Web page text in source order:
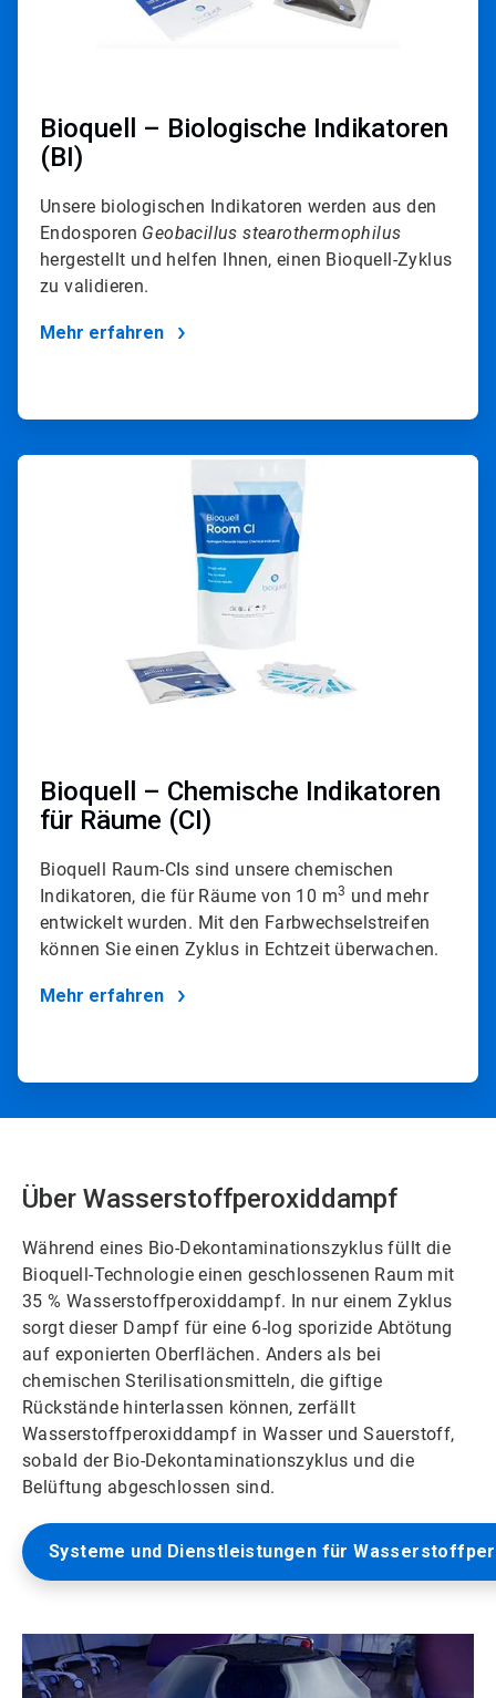
Bioquell – Biologische Indikatoren
(BI)
Unsere biologischen Indikatoren werden aus den
Endosporen Geobacillus stearothermophilus
hergestellt und helfen Ihnen, einen Bioquell-Zyklus
zu validieren.
Mehr erfahren
ArticleTile
Bioquell – Chemische Indikatoren
für Räume (CI)
Bioquell Raum-CIs sind unsere chemischen
Indikatoren, die für Räume von 10 m3 und mehr
entwickelt wurden. Mit den Farbwechselstreifen
können Sie einen Zyklus in Echtzeit überwachen.
Mehr erfahren
Über Wasserstoffperoxiddampf
Während eines Bio-Dekontaminationszyklus füllt die
Bioquell-Technologie einen geschlossenen Raum mit
35 % Wasserstoffperoxiddampf. In nur einem Zyklus
sorgt dieser Dampf für eine 6-log sporizide Abtötung
auf exponierten Oberflächen. Anders als bei
chemischen Sterilisationsmitteln, die giftige
Rückstände hinterlassen können, zerfällt
Wasserstoffperoxiddampf in Wasser und Sauerstoff,
sobald der Bio-Dekontaminationszyklus und die
Belüftung abgeschlossen sind.
Systeme und Dienstleistungen für